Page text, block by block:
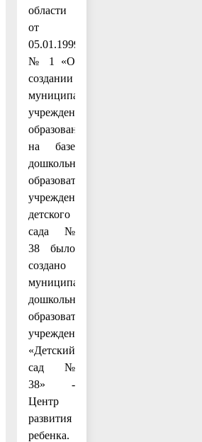
области
от
05.01.1999
№ 1 «О
создании
муниципальных
учреждений
образования»
на базе
дошкольного
образовательного
учреждения
детского
сада №
38 было
создано
муниципальное
дошкольное
образовательное
учреждение
«Детский
сад №
38» -
Центр
развития
ребенка.